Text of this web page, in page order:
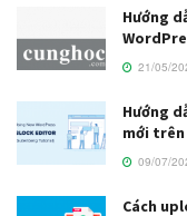
Hướng
21/05/
Hướng
mới
09/07/
Cách